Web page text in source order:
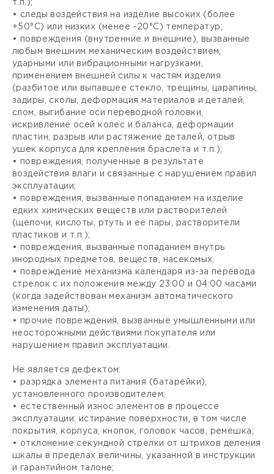
т.п.);
• следы воздействия на изделие высоких (более
+50°С) или низких (менее -20°С) температур;
• повреждения (внутренние и внешние), вызванные
любым внешним механическим воздействием,
ударными или вибрационными нагрузками,
применением внешней силы к частям изделия
(разбитое или выпавшее стекло, трещины, царапины,
задиры, сколы, деформация материалов и деталей,
слом, выгибание оси переводной головки,
искривление осей колес и баланса, деформации
пластин, разрыв или растяжение деталей, отрыв
ушек корпуса для крепления браслета и т.п.);
• повреждения, полученные в результате
воздействия влаги и связанные с нарушением правил
эксплуатации;
• повреждения, вызванные попаданием на изделие
едких химических веществ или растворителей
(щелочи, кислоты, ртуть и ее пары, растворители
пластиков и т.п.);
• повреждения, вызванные попаданием внутрь
инородных предметов, веществ, насекомых;
• повреждение механизма календаря из-за перевода
стрелок с их положения между 23:00 и 04:00 часами
(когда задействован механизм автоматического
изменения даты);
• прочие повреждения, вызванные умышленными или
неосторожными действиями покупателя или
нарушением правил эксплуатации.
Не является дефектом:
• разрядка элемента питания (батарейки),
установленного производителем;
• естественный износ элементов в процессе
эксплуатации: истирание поверхности, в том числе
покрытия, корпуса, кнопок, головок часов, ремешка;
• отклонение секундной стрелки от штрихов деления
шкалы в пределах величины, указанной в инструкции
и гарантийном талоне;